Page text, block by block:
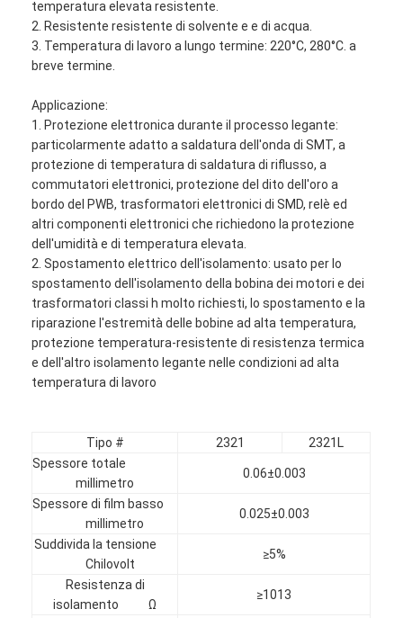
temperatura elevata resistente.
2. Resistente resistente di solvente e e di acqua.
3. Temperatura di lavoro a lungo termine: 220°C, 280°C. a
breve termine.
Applicazione:
1. Protezione elettronica durante il processo legante:
particolarmente adatto a saldatura dell'onda di SMT, a
protezione di temperatura di saldatura di riflusso, a
commutatori elettronici, protezione del dito dell'oro a
bordo del PWB, trasformatori elettronici di SMD, relè ed
altri componenti elettronici che richiedono la protezione
dell'umidità e di temperatura elevata.
2. Spostamento elettrico dell'isolamento: usato per lo
spostamento dell'isolamento della bobina dei motori e dei
trasformatori classi h molto richiesti, lo spostamento e la
riparazione l'estremità delle bobine ad alta temperatura,
protezione temperatura-resistente di resistenza termica
e dell'altro isolamento legante nelle condizioni ad alta
temperatura di lavoro
Tipo # 2321
2321L
Spessore totale
millimetro
0.06±0.003
Spessore di film basso
millimetro
0.025±0.003
Suddivida la tensione
Chilovolt
≥5%
Resistenza di
isolamento Ω
≥1013